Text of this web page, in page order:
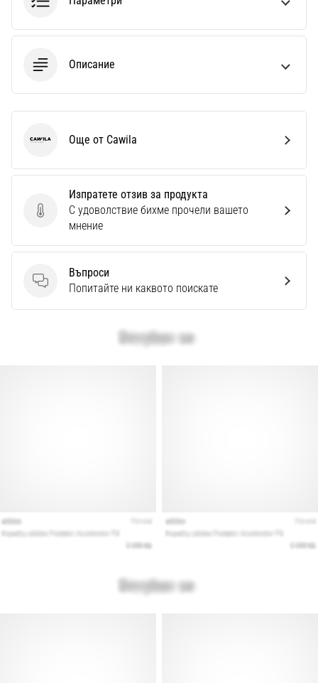
Описание
Изпратете отзив за продукта
Изпратете отзив за продукта
С удоволствие бихме прочели вашето
мнение
Въпроси
Въпроси
Попитайте ни каквото поискате
Cawila Още от Cawila